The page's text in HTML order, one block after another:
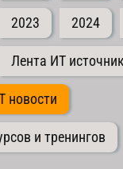
2023 2024
Лента ИТ
новости
и тренингов